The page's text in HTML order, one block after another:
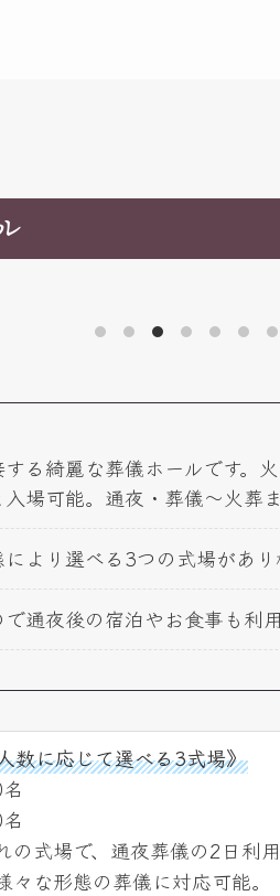
る綺麗な葬儀ホールです。
場可能。通夜・葬儀～火葬
より選べる3つの式場があり
通夜後の宿泊やお食事も利用
数に応じて選べる3式場》
の式場で、通夜葬儀の2日利
々な形態の葬儀に対応可能。